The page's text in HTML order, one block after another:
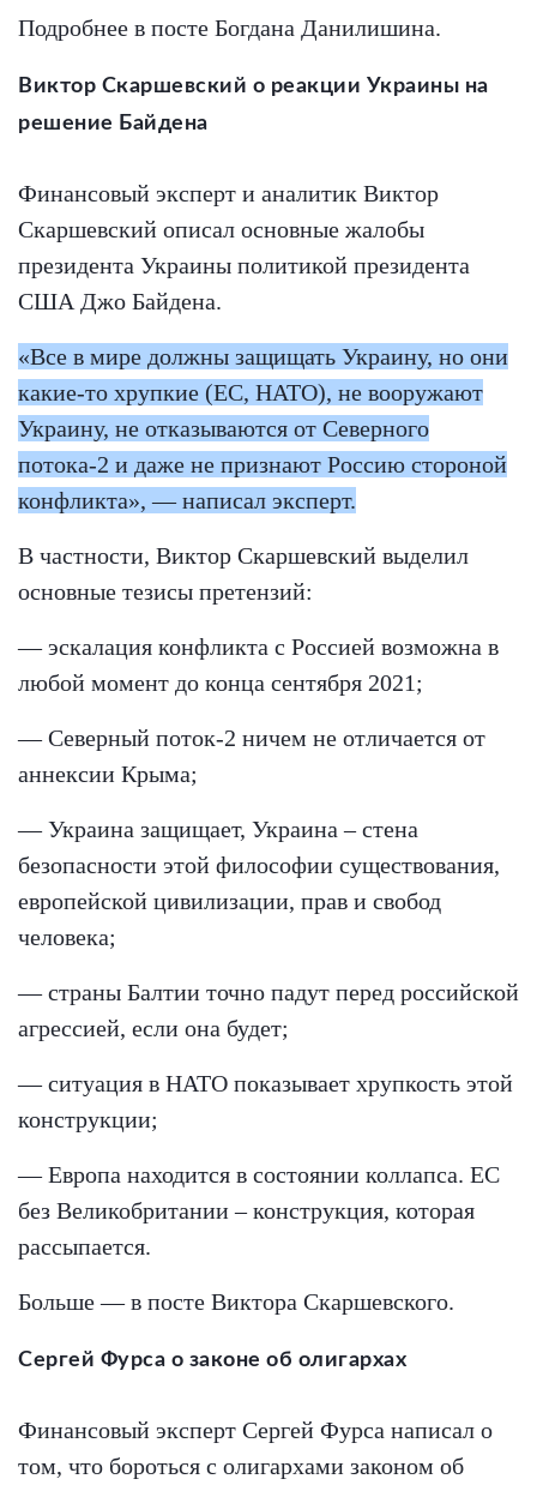
Подробнее в посте Богдана Данилишина.
Виктор Скаршевский о реакции Украины на
решение Байдена
Финансовый эксперт и аналитик Виктор
Скаршевский описал основные жалобы
президента Украины политикой президента
США Джо Байдена.
«Все в мире должны защищать Украину, но они
какие-то хрупкие (ЕС, НАТО), не вооружают
Украину, не отказываются от Северного
потока-2 и даже не признают Россию стороной
конфликта», — написал эксперт.
В частности, Виктор Скаршевский выделил
основные тезисы претензий:
— эскалация конфликта с Россией возможна в
любой момент до конца сентября 2021;
— Северный поток-2 ничем не отличается от
аннексии Крыма;
— Украина защищает, Украина – стена
безопасности этой философии существования,
европейской цивилизации, прав и свобод
человека;
— страны Балтии точно падут перед российской
агрессией, если она будет;
— ситуация в НАТО показывает хрупкость этой
конструкции;
— Европа находится в состоянии коллапса. ЕС
без Великобритании – конструкция, которая
рассыпается.
Больше — в посте Виктора Скаршевского.
Сергей Фурса о законе об олигархах
Финансовый эксперт Сергей Фурса написал о
том, что бороться с олигархами законом об